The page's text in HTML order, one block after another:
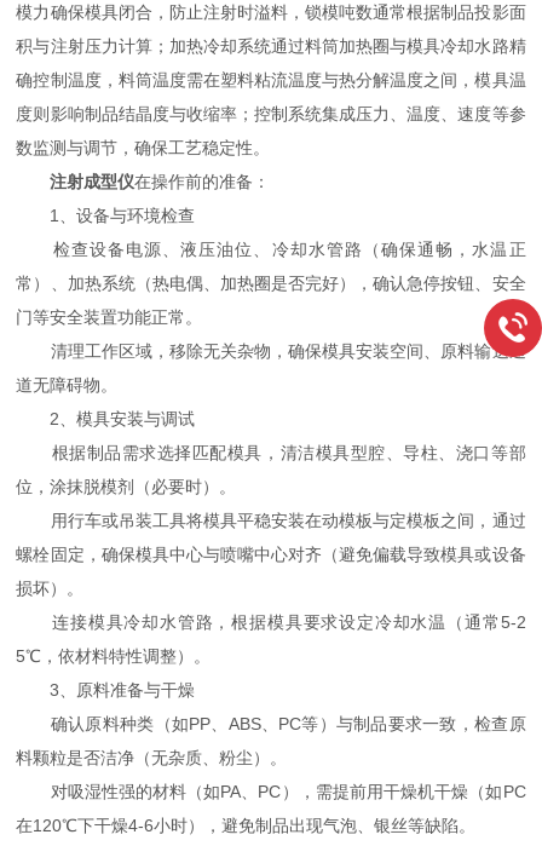
模力确保模具闭合，防止注射时溢料，锁模吨数通常根据制品投影面
积与注射压力计算；加热冷却系统通过料筒加热圈与模具冷却水路精
确控制温度，料筒温度需在塑料粘流温度与热分解温度之间，模具温
度则影响制品结晶度与收缩率；控制系统集成压力、温度、速度等参
数监测与调节，确保工艺稳定性。
注射成型仪在操作前的准备：
1、设备与环境检查
检查设备电源、液压油位、冷却水管路（确保通畅，水温正
常）、加热系统（热电偶、加热圈是否完好），确认急停按钮、安全
门等安全装置功能正常。
清理工作区域，移除无关杂物，确保模具安装空间、原料输送通
道无障碍物。
2、模具安装与调试
根据制品需求选择匹配模具，清洁模具型腔、导柱、浇口等部
位，涂抹脱模剂（必要时）。
用行车或吊装工具将模具平稳安装在动模板与定模板之间，通过
螺栓固定，确保模具中心与喷嘴中心对齐（避免偏载导致模具或设备
损坏）。
连接模具冷却水管路，根据模具要求设定冷却水温（通常5-2
5℃，依材料特性调整）。
3、原料准备与干燥
确认原料种类（如PP、ABS、PC等）与制品要求一致，检查原
料颗粒是否洁净（无杂质、粉尘）。
对吸湿性强的材料（如PA、PC），需提前用干燥机干燥（如PC
在120℃下干燥4-6小时），避免制品出现气泡、银丝等缺陷。